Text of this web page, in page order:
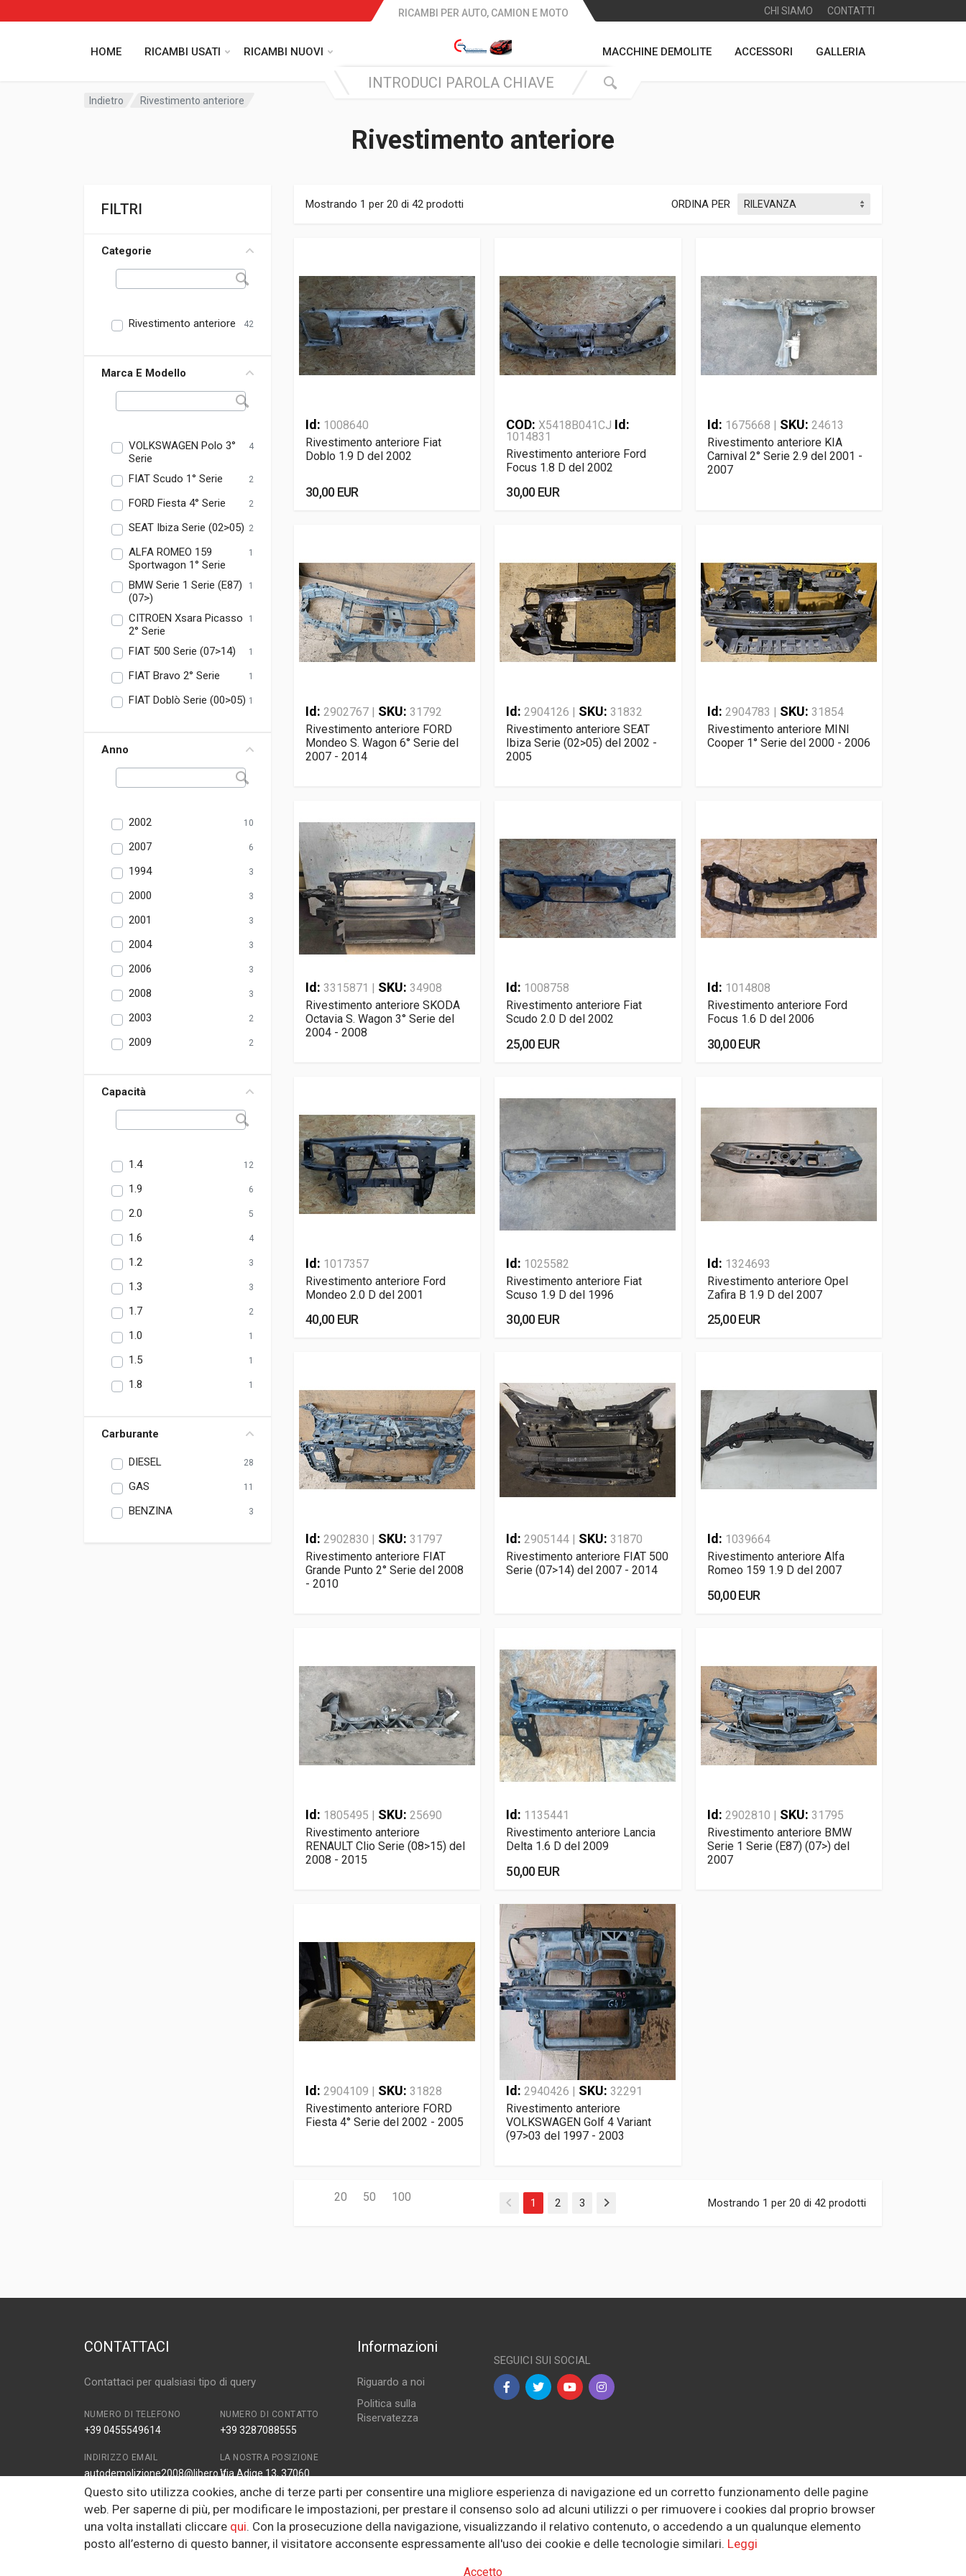
CHI SIAMO CONTATTI
HOME RICAMBI USATI RICAMBI NUOVI
RICAMBI PER AUTO, CAMION E MOTO
MACCHINE DEMOLITE ACCESSORI GALLERIA
Indietro Rivestimento anteriore
Rivestimento anteriore
FILTRI
Categorie
Rivestimento anteriore 42
Marca E Modello
VOLKSWAGEN Polo 3°
Serie
4
FIAT Scudo 1° Serie 2
FORD Fiesta 4° Serie 2
SEAT Ibiza Serie (02>05) 2
ALFA ROMEO 159
Sportwagon 1° Serie
1
BMW Serie 1 Serie (E87)
(07>)
1
CITROEN Xsara Picasso
2° Serie
1
FIAT 500 Serie (07>14) 1
FIAT Bravo 2° Serie 1
FIAT Doblò Serie (00>05) 1
Anno
2002 10
2007 6
1994 3
2000 3
2001 3
2004 3
2006 3
2008 3
2003 2
2009 2
Capacità
1.4 12
1.9 6
2.0 5
1.6 4
1.2 3
1.3 3
1.7 2
1.0 1
1.5 1
1.8 1
Carburante
DIESEL 28
GAS 11
BENZINA 3
Mostrando 1 per 20 di 42 prodotti ORDINA PER
Id: 1008640
Rivestimento anteriore Fiat
Doblo 1.9 D del 2002
30,00 EUR
COD: X5418B041CJ Id:
1014831
Rivestimento anteriore Ford
Focus 1.8 D del 2002
30,00 EUR
Id: 1675668 | SKU: 24613
Rivestimento anteriore KIA
Carnival 2° Serie 2.9 del 2001 -
2007
Id: 2902767 | SKU: 31792
Rivestimento anteriore FORD
Mondeo S. Wagon 6° Serie del
2007 - 2014
Id: 2904126 | SKU:31832
Rivestimento anteriore SEAT
Ibiza Serie (02>05) del 2002 -
2005
Id: 2904783 | SKU: 31854
Rivestimento anteriore MINI
Cooper 1° Serie del 2000 - 2006
Id: 3315871 | SKU: 34908
Rivestimento anteriore SKODA
Octavia S. Wagon 3° Serie del
2004 - 2008
Id: 1008758
Rivestimento anteriore Fiat
Scudo 2.0 D del 2002
25,00 EUR
Id: 1014808
Rivestimento anteriore Ford
Focus 1.6 D del 2006
30,00 EUR
Id: 1017357
Rivestimento anteriore Ford
Mondeo 2.0 D del 2001
40,00 EUR
Id: 1025582
Rivestimento anteriore Fiat
Scuso 1.9 D del 1996
30,00 EUR
Id: 1324693
Rivestimento anteriore Opel
Zafira B 1.9 D del 2007
25,00 EUR
Id: 2902830 | SKU: 31797
Rivestimento anteriore FIAT
Grande Punto 2° Serie del 2008
- 2010
Id: 2905144 | SKU:31870
Rivestimento anteriore FIAT 500
Serie (07>14) del 2007 - 2014
Id: 1039664
Rivestimento anteriore Alfa
Romeo 159 1.9 D del 2007
50,00 EUR
Id: 1805495 | SKU: 25690
Rivestimento anteriore
RENAULT Clio Serie (08>15) del
2008 - 2015
Id: 1135441
Rivestimento anteriore Lancia
Delta 1.6 D del 2009
50,00 EUR
Id: 2902810 | SKU: 31795
Rivestimento anteriore BMW
Serie 1 Serie (E87) (07>) del
2007
Id: 2904109 | SKU: 31828
Rivestimento anteriore FORD
Fiesta 4° Serie del 2002 - 2005
Id: 2940426 | SKU:32291
Rivestimento anteriore
VOLKSWAGEN Golf 4 Variant
(97>03 del 1997 - 2003
20 50 100 1 2 3 Mostrando 1 per 20 di 42 prodotti
CONTATTACI
Contattaci per qualsiasi tipo di query
NUMERO DI TELEFONO
+39 0455549614
NUMERO DI CONTATTO
+39 3287088555
INDIRIZZO EMAIL
autodemolizione2008@libero.it
LA NOSTRA POSIZIONE
Via Adige 13, 37060
Zona Industriale Pradelle
FAX
autodemolizione2008@libero.it
Informazioni
Riguardo a noi
Politica sulla
Riservatezza
SEGUICI SUI SOCIAL
Questo sito utilizza cookies, anche di terze parti per consentire una migliore esperienza di navigazione ed un corretto funzionamento delle pagine
web. Per saperne di più, per modificare le impostazioni, per prestare il consenso solo ad alcuni utilizzi o per rimuovere i cookies dal proprio browser
una volta installati cliccare qui. Con la prosecuzione della navigazione, visualizzando il relativo contenuto, o accedendo a un qualunque elemento
posto all’esterno di questo banner, il visitatore acconsente espressamente all'uso dei cookie e delle tecnologie similari. Leggi
Accetto